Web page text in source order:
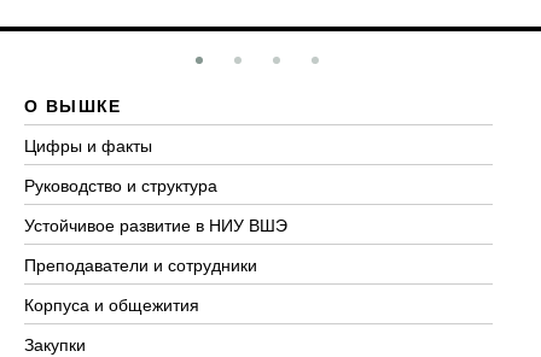
О ВЫШКЕ
Цифры и факты
Руководство и структура
Устойчивое развитие в НИУ ВШЭ
Преподаватели и сотрудники
Корпуса и общежития
Закупки